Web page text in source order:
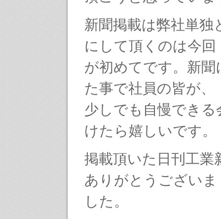
新聞掲載は弊社単独
にして頂くのは今回
が初めてです。新聞
た事で社員の皆が、
少しでも自慢できる
けたら嬉しいです。
掲載頂いた日刊工業
ありがとうございま
した。